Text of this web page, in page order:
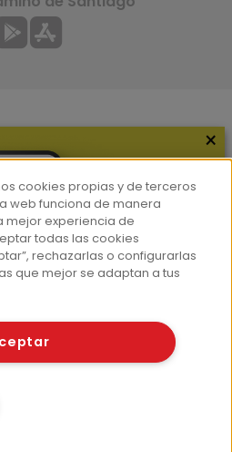
Prensa
Consumer
EROSKI
de cookies
×
cookies propias y de terceros
web funciona de manera
mejor experiencia de
todas las cookies
rechazarlas o configurarlas
que mejor se adaptan a tus